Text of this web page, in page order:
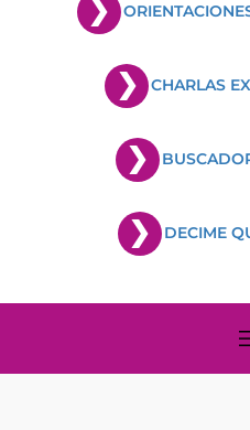
CHARLAS
DECIME